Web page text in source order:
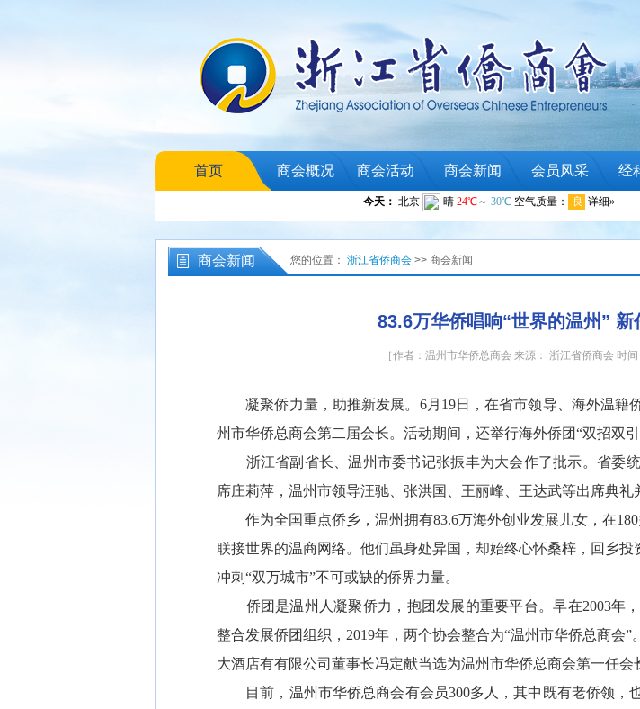
首页 商会概况 商会活动 商会新闻 会员风采 经
商会新闻 您的位置： 浙江省侨商会 >> 商会新闻
83.6万华侨唱响“世界的温州”
［作者：温州市华侨总商会 来源： 浙江省侨商会 时
凝聚侨力量，助推新发展。6月19日，在省市领导、海外温籍
州市华侨总商会第二届会长。活动期间，还举行海外侨团“双招双
浙江省副省长、温州市委书记张振丰为大会作了批示。省委
席庄莉萍，温州市领导汪驰、张洪国、王丽峰、王达武等出席典礼
作为全国重点侨乡，温州拥有83.6万海外创业发展儿女，在180
联接世界的温商网络。他们虽身处异国，却始终心怀桑梓，回乡投
冲刺“双万城市”不可或缺的侨界力量。
侨团是温州人凝聚侨力，抱团发展的重要平台。早在2003年
整合发展侨团组织，2019年，两个协会整合为“温州市华侨总商会
大酒店有有限公司董事长冯定献当选为温州市华侨总商会第一任会
目前，温州市华侨总商会有会员300多人，其中既有老侨领，